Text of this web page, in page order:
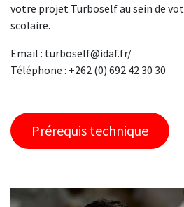
votre projet Turboself au sein de
scolaire.
Email : turboself@idaf.fr/
Téléphone : +262 (0) 692 42 30 30
Prérequis technique